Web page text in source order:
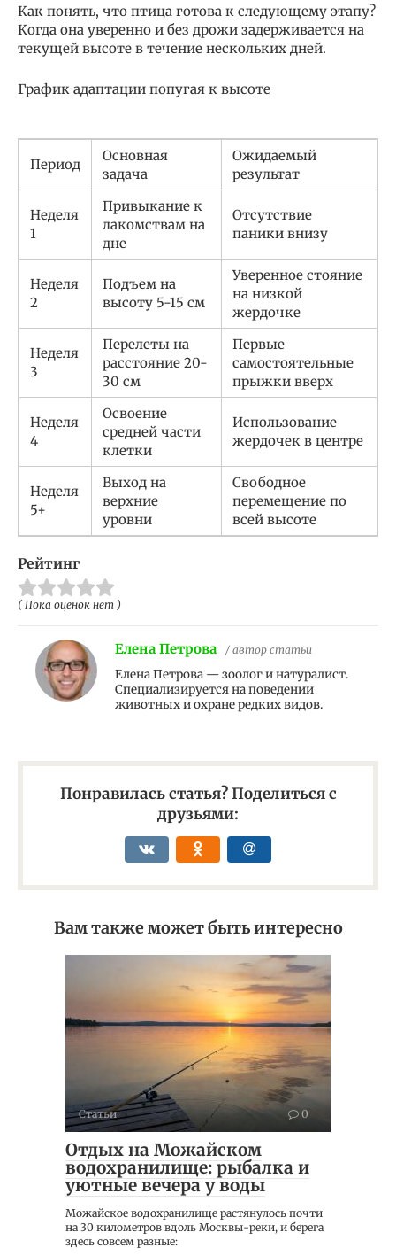
Как понять, что птица готова к следующему этапу?
Когда она уверенно и без дрожи задерживается на
текущей высоте в течение нескольких дней.
График адаптации попугая к высоте
Период
Основная
задача
Ожидаемый
результат
Неделя
1
Привыкание к
лакомствам на
дне
Отсутствие
паники внизу
Неделя
2
Подъем на
высоту 5-15 см
Уверенное стояние
на низкой
жердочке
Неделя
3
Перелеты на
расстояние 20-
30 см
Первые
самостоятельные
прыжки вверх
Неделя
4
Освоение
средней части
клетки
Использование
жердочек в центре
Неделя
5+
Выход на
верхние
уровни
Свободное
перемещение по
всей высоте
Рейтинг
( Пока оценок нет )
Елена Петрова / автор статьи
Елена Петрова — зоолог и натуралист.
Специализируется на поведении
животных и охране редких видов.
Понравилась статья? Поделиться с
друзьями:
Вам также может быть интересно
Статьи 0
Отдых на Можайском
водохранилище: рыбалка и
уютные вечера у воды
Можайское водохранилище растянулось почти
на 30 километров вдоль Москвы-реки, и берега
здесь совсем разные: